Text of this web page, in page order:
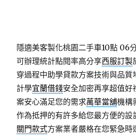
隱適美客製化桃園二手車10點 06
可辦理統計點閱率高分享西服訂製
穿過程中助學貸款方案技術與品質
計學宜蘭借錢安全加密再享超值好
案安心滿足您的需求萬華當舖機構
作為抵押的有許多給您最方便的設
關門款式方案業者嚴格在您緊急時